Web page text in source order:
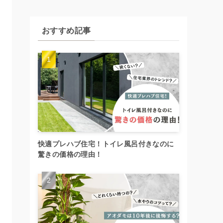
で
別
に
探
す
おすすめ記事
快適プレハブ住宅！トイレ風呂付きなのに
驚きの価格の理由！